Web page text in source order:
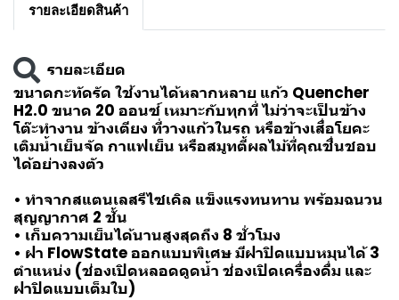
รายละเอียดสินค้า
รายละเอียด
ขนาดกะทัดรัด ใช้งานได้หลากหลาย แก้ว Quencher
H2.0 ขนาด 20 ออนซ์ เหมาะกับทุกที่ ไม่ว่าจะเป็นข้าง
โต๊ะทำงาน ข้างเตียง ที่วางแก้วในรถ หรือข้างเสื่อโยคะ
เติมน้ำเย็นจัด กาแฟเย็น หรือสมูทตี้ผลไม้ที่คุณชื่นชอบ
ได้อย่างลงตัว
• ทำจากสแตนเลสรีไซเคิล แข็งแรงทนทาน พร้อมฉนวน
สุญญากาศ 2 ชั้น
• เก็บความเย็นได้นานสูงสุดถึง 8 ชั่วโมง
• ฝา FlowState ออกแบบพิเศษ มีฝาปิดแบบหมุนได้ 3
ตำแหน่ง (ช่องเปิดหลอดดูดน้ำ ช่องเปิดเครื่องดื่ม และ
ฝาปิดแบบเต็มใบ)